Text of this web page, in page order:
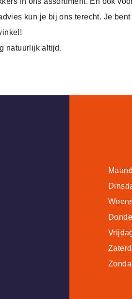
kun je bij ons terecht. Je bent
natuurlijk altijd.